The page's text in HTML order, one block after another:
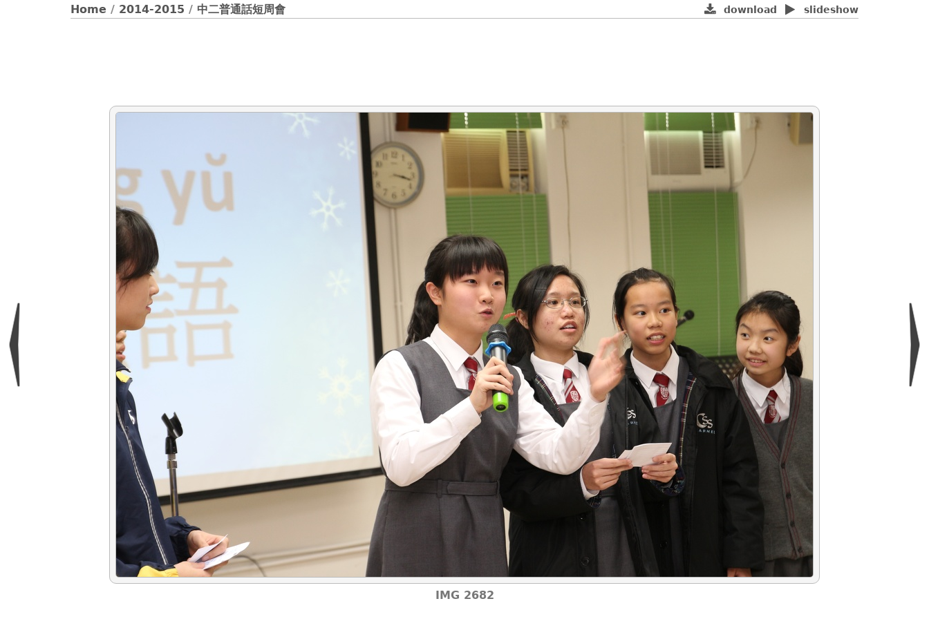
slideshow
download
Home / 2014-2015 / 中二普通話短周會
IMG 2682